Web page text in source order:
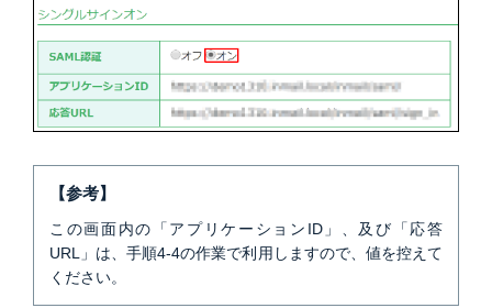
【参考】
この画面内の「アプリケーションID」、及び「応答
URL」は、手順4-4の作業で利用しますので、値を控えて
ください。